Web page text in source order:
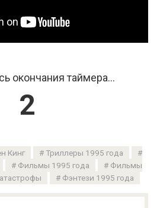
окончания таймера...
1
Кинг
Триллеры 1995 года
Фильмы 1995 года
Фильмы
Фэнтези 1995 года